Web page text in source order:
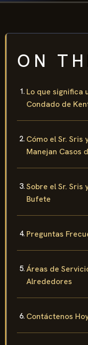
ON
Lo que significa
Condado de
Cómo el Sr. Sris
Manejan Casos
Sobre el Sr. Sris
Bufete
Preguntas
Áreas de
Alrededores
Contáctenos